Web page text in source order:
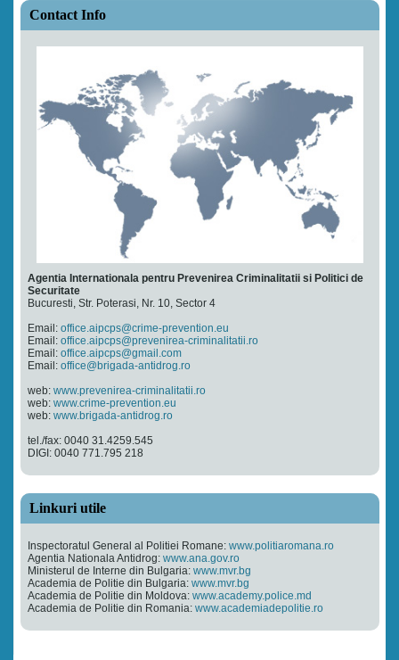
Contact Info
Agentia Internationala pentru Prevenirea Criminalitatii si Politici de
Securitate
Bucuresti, Str. Poterasi, Nr. 10, Sector 4
Email: office.aipcps@crime-prevention.eu
Email: office.aipcps@prevenirea-criminalitatii.ro
Email: office.aipcps@gmail.com
Email: office@brigada-antidrog.ro
web: www.prevenirea-criminalitatii.ro
web: www.crime-prevention.eu
web: www.brigada-antidrog.ro
tel./fax: 0040 31.4259.545
DIGI: 0040 771.795 218
Linkuri utile
Inspectoratul General al Politiei Romane: www.politiaromana.ro
Agentia Nationala Antidrog: www.ana.gov.ro
Ministerul de Interne din Bulgaria: www.mvr.bg
Academia de Politie din Bulgaria: www.mvr.bg
Academia de Politie din Moldova: www.academy.police.md
Academia de Politie din Romania: www.academiadepolitie.ro